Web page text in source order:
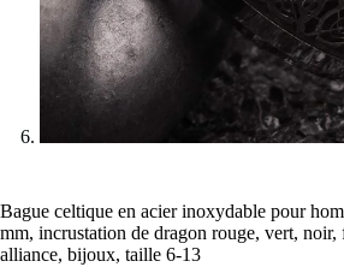
Bague celtique en acier inoxydable pour
mm, incrustation de dragon rouge, vert, noir,
alliance, bijoux, taille 6-13